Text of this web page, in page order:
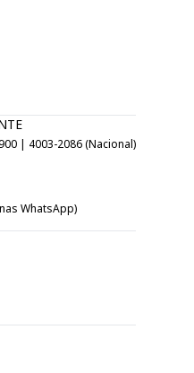
| 4003-2086 (Nacional)
WhatsApp)